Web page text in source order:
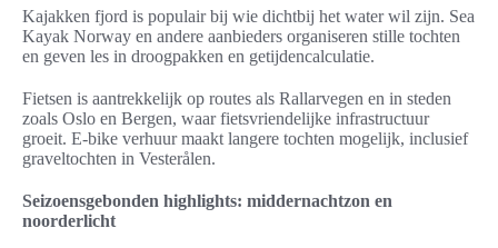
Kajakken fjord is populair bij wie dichtbij het water wil zijn. Sea
Kayak Norway en andere aanbieders organiseren stille tochten
en geven les in droogpakken en getijdencalculatie.
Fietsen is aantrekkelijk op routes als Rallarvegen en in steden
zoals Oslo en Bergen, waar fietsvriendelijke infrastructuur
groeit. E-bike verhuur maakt langere tochten mogelijk, inclusief
graveltochten in Vesterålen.
Seizoensgebonden highlights: middernachtzon en
noorderlicht